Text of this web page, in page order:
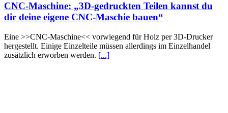
CNC-Maschine: „3D-gedruckten Teilen kannst du
dir deine eigene CNC-Maschie bauen“
Eine >>CNC-Maschine<< vorwiegend für Holz per 3D-Drucker
hergestellt. Einige Einzelteile müssen allerdings im Einzelhandel
zusätzlich erworben werden. [...]